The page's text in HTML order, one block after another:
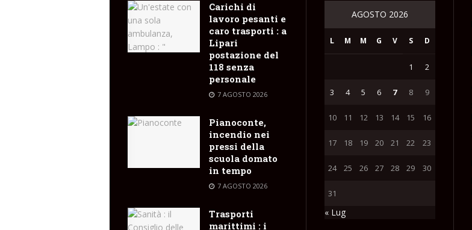
Carichi di
lavoro pesanti e
caro trasporti : a
Lipari
postazione del
118 senza
personale
7 AGOSTO 2026
Pianoconte,
incendio nei
pressi della
scuola domato
in tempo
7 AGOSTO 2026
Trasporti
marittimi : i
AGOSTO 2026
L M M G V S D
1 2
3 4 5 6 7 8 9
10 11 12 13 14 15 16
17 18 19 20 21 22 23
24 25 26 27 28 29 30
31
« Lug